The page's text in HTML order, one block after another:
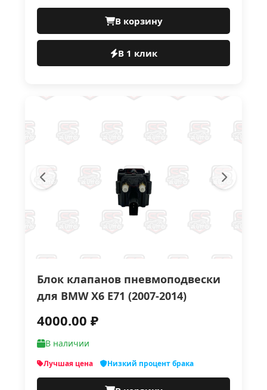
В корзину
В 1 клик
Блок клапанов пневмоподвески
для BMW X6 E71 (2007-2014)
4000.00 ₽
В наличии
Лучшая цена Низкий процент брака